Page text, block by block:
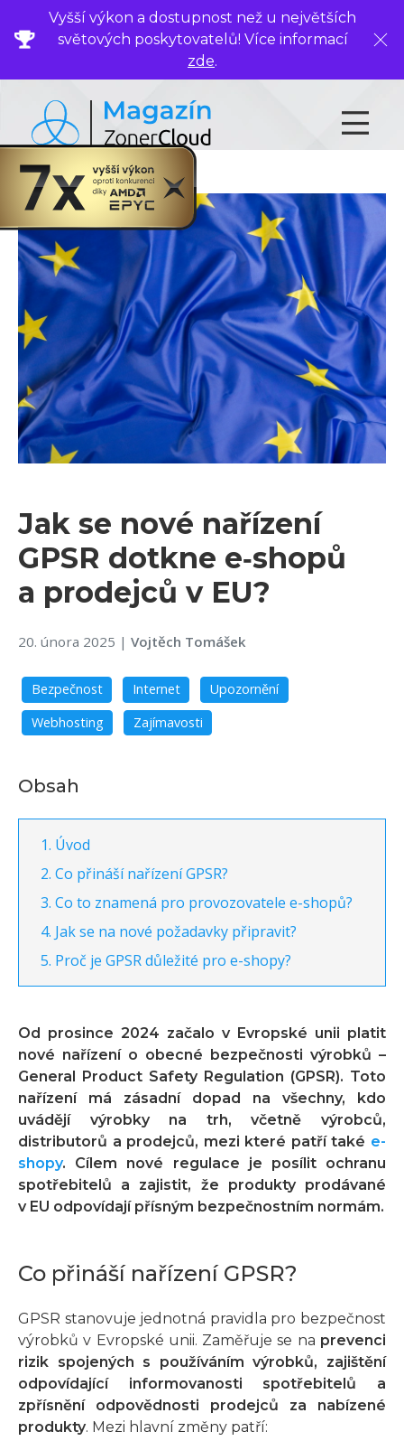
Vyšší výkon a dostupnost než u největších
světových poskytovatelů! Více informací
zde.
Jak se nové nařízení
GPSR dotkne e‑shopů
a prodejců v EU?
20. února 2025 | Vojtěch Tomášek
Bezpečnost Internet
Upozornění
Webhosting
Zajímavosti
Obsah
Úvod
Co přináší nařízení GPSR?
Co to znamená pro provozovatele e-shopů?
Jak se na nové požadavky připravit?
Proč je GPSR důležité pro e-shopy?
Od prosince 2024 začalo v Evropské unii platit
nové nařízení o obecné bezpečnosti výrobků –
General Product Safety Regulation (GPSR). Toto
nařízení má zásadní dopad na všechny, kdo
uvádějí výrobky na trh, včetně výrobců,
distributorů a prodejců, mezi které patří také e-
shopy. Cílem nové regulace je posílit ochranu
spotřebitelů a zajistit, že produkty prodávané
v EU odpovídají přísným bezpečnostním normám.
Co přináší nařízení GPSR?
GPSR stanovuje jednotná pravidla pro bezpečnost
výrobků v Evropské unii. Zaměřuje se na prevenci
rizik spojených s používáním výrobků, zajištění
odpovídající informovanosti spotřebitelů a
zpřísnění odpovědnosti prodejců za nabízené
produkty. Mezi hlavní změny patří: